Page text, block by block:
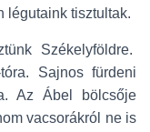
légutaink tisztultak.
Székelyföldre.
Sajnos fürdeni
Az Ábel bölcsője
vacsorákról ne is